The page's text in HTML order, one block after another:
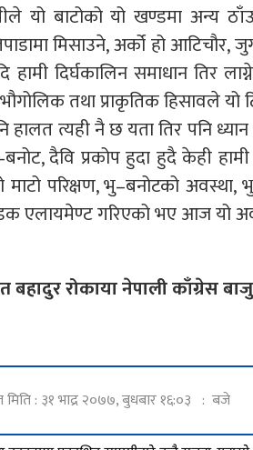
यो बाटोको यो खण्डमा अन्य
मिसाउने, अर्को हो
हामी दिर्घकालिन समाधान तिर
तथा प्राकृतिक हिसावले यो
हालत त्यही नै छ यता तिर पनि
दैवि प्रकोप हुदा हुदै केही
माटो परिक्षण, भु–बनोटको अवस्था,
एलायमेण्ट गरिएको भए आज यो
रोकाया नेपाली काँग्रेस
मिति : ३१ भाद्र २०७७, बुधबार १६:०३ : बजे